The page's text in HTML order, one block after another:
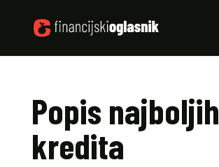
Popis najboljih
kredita